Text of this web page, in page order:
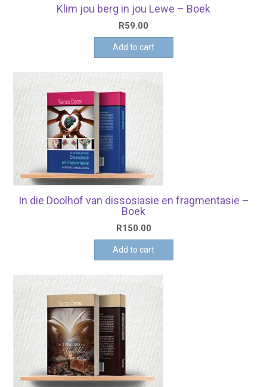
Klim jou berg in jou Lewe – Boek
R59.00
Add to cart
In die Doolhof van dissosiasie en fragmentasie –
Boek
R150.00
Add to cart